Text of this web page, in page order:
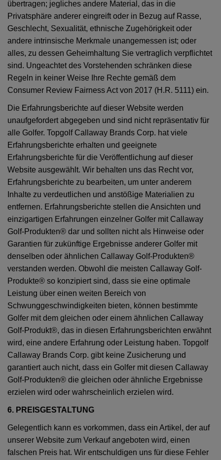
übertragen; jegliches andere Material, das in die
Privatsphäre anderer eingreift oder in Bezug auf Rasse,
Geschlecht, Sexualität, ethnische Zugehörigkeit oder
andere intrinsische Merkmale unangemessen ist; oder
alles, zu dessen Geheimhaltung Sie vertraglich verpflichtet
sind. Ungeachtet des Vorstehenden schränken diese
Regeln in keiner Weise Ihre Rechte gemäß dem
Consumer Review Fairness Act von 2017 (H.R. 5111) ein.
Die Erfahrungsberichte auf dieser Website werden
unaufgefordert abgegeben und sind nicht repräsentativ für
alle Golfer. Topgolf Callaway Brands Corp. hat viele
Erfahrungsberichte erhalten und geeignete
Erfahrungsberichte für die Veröffentlichung auf dieser
Website ausgewählt. Wir behalten uns das Recht vor,
Erfahrungsberichte zu bearbeiten, um unter anderem
Inhalte zu verdeutlichen und anstößige Materialien zu
entfernen. Erfahrungsberichte stellen die Ansichten und
einzigartigen Erfahrungen einzelner Golfer mit Callaway
Golf-Produkten® dar und sollten nicht als Hinweise oder
Garantien für zukünftige Ergebnisse anderer Golfer mit
denselben oder ähnlichen Callaway Golf-Produkten®
verstanden werden. Obwohl die meisten Callaway Golf-
Produkte® so konzipiert sind, dass sie eine optimale
Leistung über einen weiten Bereich von
Schwunggeschwindigkeiten bieten, können bestimmte
Golfer mit dem gleichen oder einem ähnlichen Callaway
Golf-Produkt®, das in diesen Erfahrungsberichten erwähnt
wird, eine andere Erfahrung oder Leistung haben. Topgolf
Callaway Brands Corp. gibt keine Zusicherung und
garantiert auch nicht, dass ein Golfer mit diesen Callaway
Golf-Produkten® die gleichen oder ähnliche Ergebnisse
erzielen wird oder wahrscheinlich erzielen wird.
6. PREISGESTALTUNG
Gelegentlich kann es vorkommen, dass ein Artikel, der auf
unserer Website zum Verkauf angeboten wird, einen
falschen Preis hat. Wir entschuldigen uns für diese Fehler